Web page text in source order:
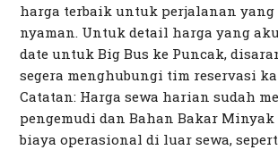
harga terbaik untuk perjalanan yang
nyaman. Untuk detail harga yang
date untuk Big Bus ke Puncak,
segera menghubungi tim reservasi
Catatan: Harga sewa harian sudah
pengemudi dan Bahan Bakar Minyak
biaya operasional di luar sewa,